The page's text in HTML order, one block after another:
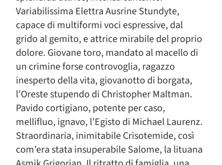
Variabilissima Elettra Ausrine Stundyte,
capace di multiformi voci espressive, dal
grido al gemito, e attrice mirabile del proprio
dolore. Giovane toro, mandato al macello di
un crimine forse controvoglia, ragazzo
inesperto della vita, giovanotto di borgata,
l’Oreste stupendo di Christopher Maltman.
Pavido cortigiano, potente per caso,
mellifluo, ignavo, l’Egisto di Michael Laurenz.
Straordinaria, inimitabile Crisotemide, così
com’era stata insuperabile Salome, la lituana